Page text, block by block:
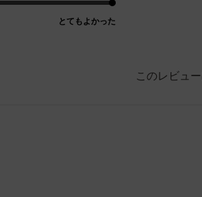
とてもよかった
このレビュ